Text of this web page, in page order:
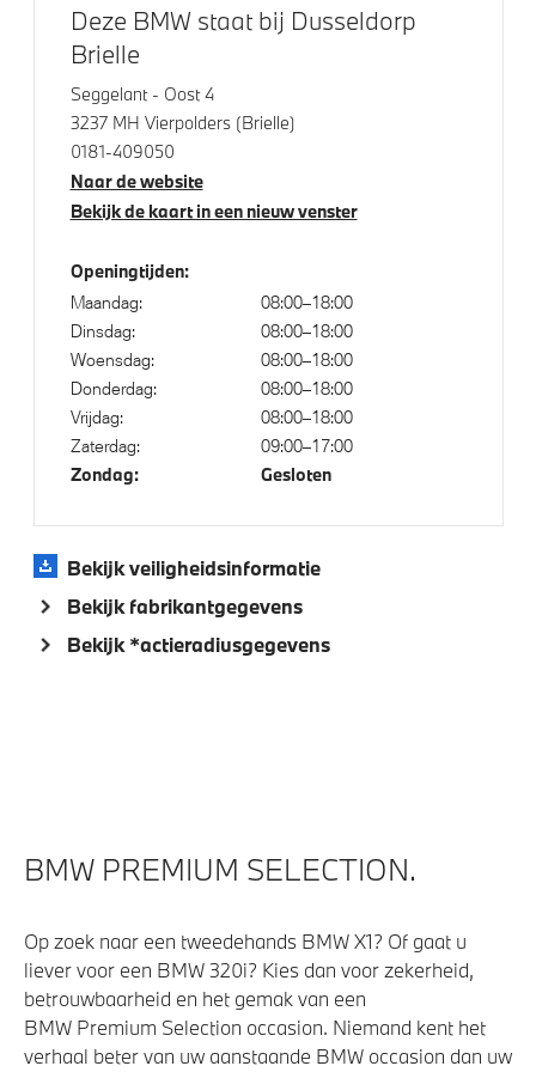
Automatische 2-zone Airconditioning
Elektrische voorzieningen
Buitenspiegels elektrisch inklapbaar
Automatisch dimmende binnen- en buitenspiegel
bestuurderzijde
Alarmsignaal (Intern)
Alarmsysteem klasse 3 (VbV/SCM)
Regensensor
Comfort Access
Aandrijving en onderstel
Flexible Fast Charger 2.0 (Mode 2)
Kilometertacho
Veiligheid
Deactiverings mogelijkheid voorpassagiersairbag
Elektronisch Stabiliteits Programma
Akoestische waarschuwing voor voetgangers
Airbag bestuurder
Deze BMW staat bij Dusseldorp
Brielle
Seggelant - Oost 4
3237 MH Vierpolders (Brielle)
0181-409050
Naar de website
Bekijk de kaart in een nieuw venster
Openingtijden:
Maandag:
08:00–18:00
Dinsdag:
08:00–18:00
Woensdag:
08:00–18:00
Donderdag:
08:00–18:00
Vrijdag:
08:00–18:00
Zaterdag:
09:00–17:00
Zondag: Gesloten
Bekijk veiligheidsinformatie
Bekijk fabrikantgegevens
Bekijk *actieradiusgegevens
BMW PREMIUM SELECTION.
Op zoek naar een tweedehands BMW X1? Of gaat u
liever voor een BMW 320i? Kies dan voor zekerheid,
betrouwbaarheid en het gemak van een
BMW Premium Selection occasion. Niemand kent het
verhaal beter van uw aanstaande BMW occasion dan uw